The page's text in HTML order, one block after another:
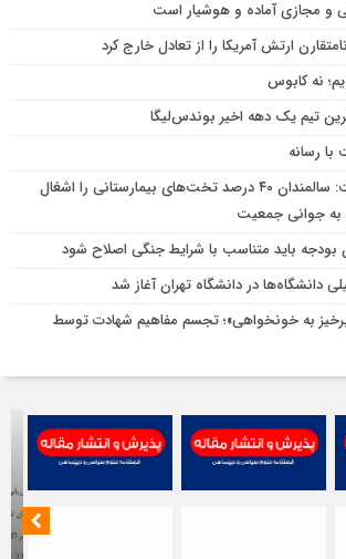
و مجازی آماده و هوشیار است
ارتش آمریکا را از تعادل خارج کرد
نه کابوس
تیم یک دهه اخیر بوندس‌لیگا
رسانه
هشدار وزارت بهداشت: سالمندان ۴۰ درصد تخت‌های بیمارستانی را اشغال
به جوانی جمعیت
باید متناسب با شرایط جنگی اصلاح شود
دانشگاه‌ها در دانشگاه تهران آغاز شد
«برخیز به خونخواهی»؛ تجسم مفاهیم شهادت توسط